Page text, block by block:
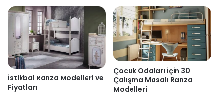
İstikbal Ranza Modelleri ve
Fiyatları
Çocuk Odaları için 30
Çalışma Masalı Ranza
Modelleri